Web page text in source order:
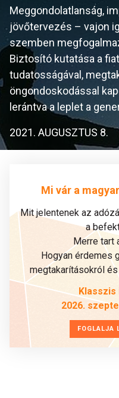
Meggondolatlanság,
jövőtervezés – vajon
szemben
Biztosító kutatása a
tudatosságával,
öngondoskodással
lerántva a leplet a
2021. AUGUSZTUS 8.
Mi vár a
Mit jelentenek az
a
Merre tart
Hogyan érdemes
megtakarításokról
2026.
FOGLALJA